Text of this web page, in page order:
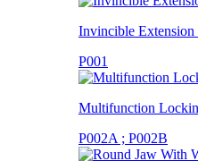
Invincible
P001
Multifunction
P002A ; P002B